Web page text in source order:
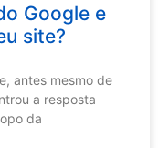
Google e
site?
antes mesmo de
a resposta
da